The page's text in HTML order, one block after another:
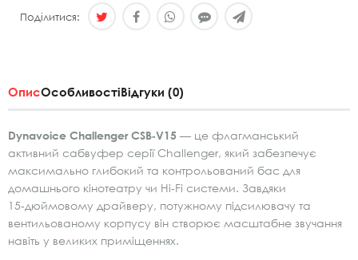
Поділитися:
ОписОсобливостіВідгуки (0)
Dynavoice Challenger CSB‑V15 — це флагманський
активний сабвуфер серії Challenger, який забезпечує
максимально глибокий та контрольований бас для
домашнього кінотеатру чи Hi‑Fi системи. Завдяки
15‑дюймовому драйверу, потужному підсилювачу та
вентильованому корпусу він створює масштабне звучання
навіть у великих приміщеннях.